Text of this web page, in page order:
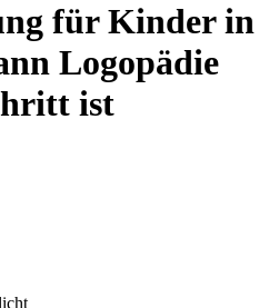
für Kinder in
Logopädie
ist